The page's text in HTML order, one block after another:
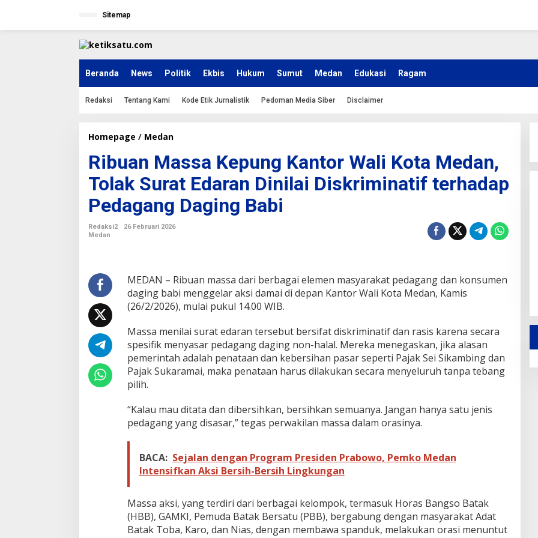
Sitemap
Beranda News Politik Ekbis Hukum Sumut Medan Edukasi Ragam
Redaksi Tentang Kami Kode Etik Jurnalistik Pedoman Media Siber Disclaimer
Homepage / Medan
b
u
a
n
M
a
s
p
u
n
g
a
n
t
o
r
l
K
a
M
a
n
,
Ribuan Massa Kepung Kantor Wali Kota Medan,
Tolak Surat Edaran Dinilai Diskriminatif terhadap
Pedagang Daging Babi
Redaksi2
26 Februari 2026
Medan
MEDAN – Ribuan massa dari berbagai elemen masyarakat pedagang dan konsumen
daging babi menggelar aksi damai di depan Kantor Wali Kota Medan, Kamis
(26/2/2026), mulai pukul 14.00 WIB.
Massa menilai surat edaran tersebut bersifat diskriminatif dan rasis karena secara
spesifik menyasar pedagang daging non-halal. Mereka menegaskan, jika alasan
pemerintah adalah penataan dan kebersihan pasar seperti Pajak Sei Sikambing dan
Pajak Sukaramai, maka penataan harus dilakukan secara menyeluruh tanpa tebang
pilih.
“Kalau mau ditata dan dibersihkan, bersihkan semuanya. Jangan hanya satu jenis
pedagang yang disasar,” tegas perwakilan massa dalam orasinya.
BACA: Sejalan dengan Program Presiden Prabowo, Pemko Medan
Intensifkan Aksi Bersih-Bersih Lingkungan
Massa aksi, yang terdiri dari berbagai kelompok, termasuk Horas Bangso Batak
(HBB), GAMKI, Pemuda Batak Bersatu (PBB), bergabung dengan masyarakat Adat
Batak Toba, Karo, dan Nias, dengan membawa spanduk, melakukan orasi menuntut